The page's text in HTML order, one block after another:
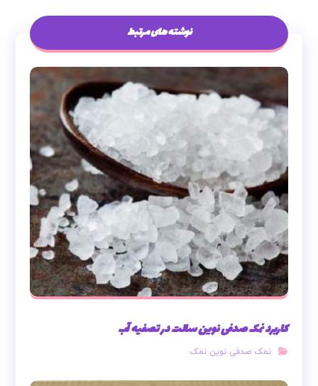
نوشته های مرتبط
کاربرد نمک صدفی نوین سالت در تصفیه آب
نمک صدفی نوین نمک